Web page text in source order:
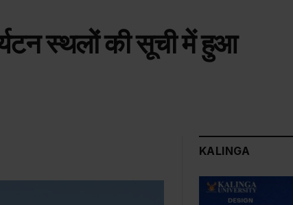
स्थलों की सूची में हुआ
KALINGA